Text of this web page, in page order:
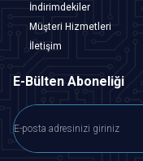
İndirimdekiler
Müşteri Hizmetleri
İletişim
E-Bülten Aboneliği